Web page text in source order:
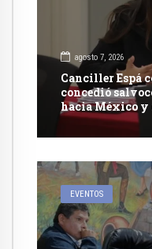
agosto 7, 2026
Canciller Espá
concedió
hacia México y
con dicho país
EVENTOS